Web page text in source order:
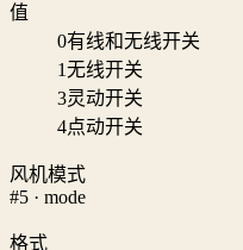
值
0有线和无线开关
1无线开关
3灵动开关
4点动开关
风机模式
#5 · mode
格式